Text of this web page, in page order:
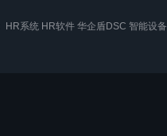
HR系统 HR软件 华企盾DSC 智能设备